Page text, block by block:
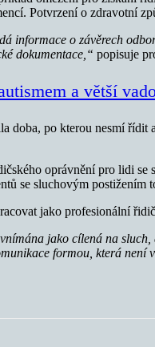
Potvrzení o zdravotní
informace o závěrech
dokumentace,“ popisuje
a větší
doba, po kterou nesmí
oprávnění pro lidi
se sluchovým postižením
jako profesionální
jako cílená na
formou, která není